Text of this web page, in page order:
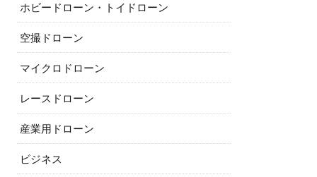
ホビードローン・トイドローン
空撮ドローン
マイクロドローン
レースドローン
産業用ドローン
ビジネス